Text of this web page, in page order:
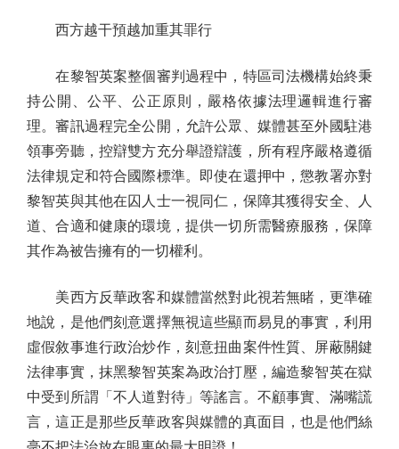
西方越干預越加重其罪行
在黎智英案整個審判過程中，特區司法機構始終秉
持公開、公平、公正原則，嚴格依據法理邏輯進行審
理。審訊過程完全公開，允許公眾、媒體甚至外國駐港
領事旁聽，控辯雙方充分舉證辯護，所有程序嚴格遵循
法律規定和符合國際標準。即使在還押中，懲教署亦對
黎智英與其他在囚人士一視同仁，保障其獲得安全、人
道、合適和健康的環境，提供一切所需醫療服務，保障
其作為被告擁有的一切權利。
美西方反華政客和媒體當然對此視若無睹，更準確
地說，是他們刻意選擇無視這些顯而易見的事實，利用
虛假敘事進行政治炒作，刻意扭曲案件性質、屏蔽關鍵
法律事實，抹黑黎智英案為政治打壓，編造黎智英在獄
中受到所謂「不人道對待」等謠言。不顧事實、滿嘴謊
言，這正是那些反華政客與媒體的真面目，也是他們絲